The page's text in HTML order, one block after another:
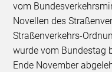
vom
Novellen des
Straßenverkehrs-
wurde vom Bundestag
Ende November